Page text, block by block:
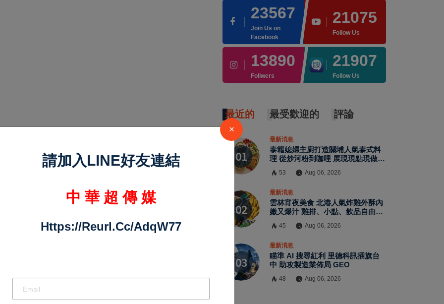
23567
Join Us on
Facebook
21075
Follow Us
13890
Follwers
21907
Follow Us
最近的 最受歡迎的 評論
最新消息
泰籍媳婦主廚打造關埔人氣泰式料
理 從炒河粉到咖哩 展現現點現做南
53 Aug 06, 2026
最新消息
雲林宵夜美食 北港人氣炸雞外酥內
嫩又爆汁 雞排、小點、飲品自由搭
45 Aug 06, 2026
最新消息
瞄準 AI 搜尋紅利 里德科訊插旗台
中 助攻製造業佈局 GEO
48 Aug 06, 2026
請加入LINE好友連結